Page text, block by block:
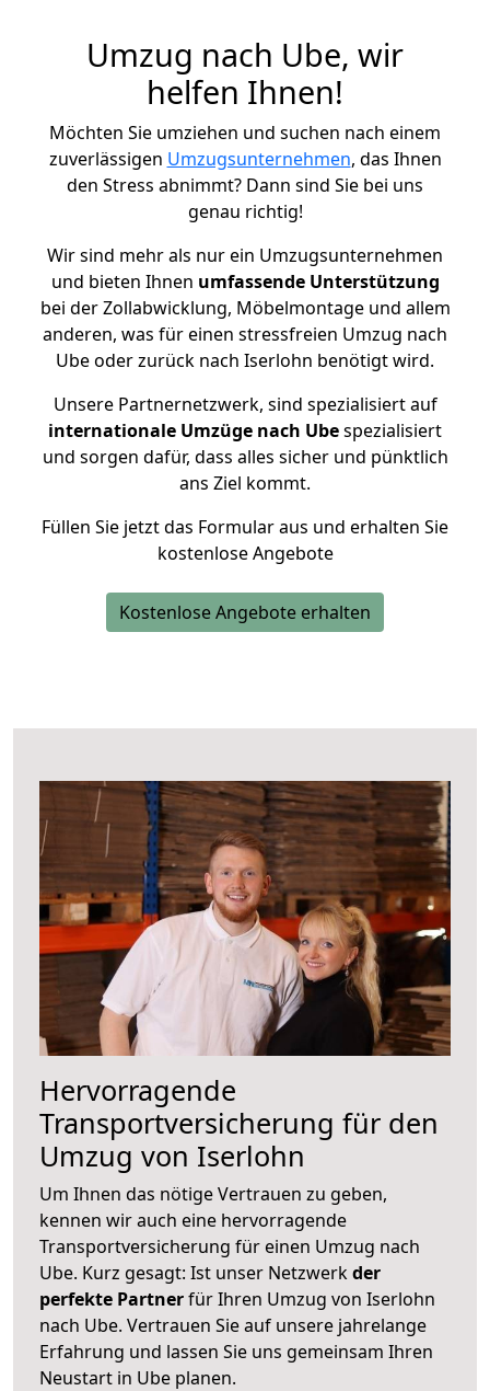
Umzug nach Ube, wir
helfen Ihnen!
Möchten Sie umziehen und suchen nach einem
zuverlässigen Umzugsunternehmen, das Ihnen
den Stress abnimmt? Dann sind Sie bei uns
genau richtig!
Wir sind mehr als nur ein Umzugsunternehmen
und bieten Ihnen umfassende Unterstützung
bei der Zollabwicklung, Möbelmontage und allem
anderen, was für einen stressfreien Umzug nach
Ube oder zurück nach Iserlohn benötigt wird.
Unsere Partnernetzwerk, sind spezialisiert auf
internationale Umzüge nach Ubespezialisiert
und sorgen dafür, dass alles sicher und pünktlich
ans Ziel kommt.
Füllen Sie jetzt das Formular aus und erhalten Sie
kostenlose Angebote
Kostenlose Angebote erhalten
Hervorragende
Transportversicherung für den
Umzug von Iserlohn
Um Ihnen das nötige Vertrauen zu geben,
kennen wir auch eine hervorragende
Transportversicherung für einen Umzug nach
Ube. Kurz gesagt: Ist unser Netzwerkder
perfekte Partnerfür Ihren Umzug von Iserlohn
nach Ube. Vertrauen Sie auf unsere jahrelange
Erfahrung und lassen Sie uns gemeinsam Ihren
Neustart in Ube planen.